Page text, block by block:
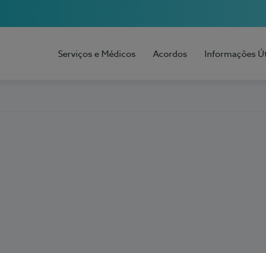
Serviços e Médicos Acordos Informações